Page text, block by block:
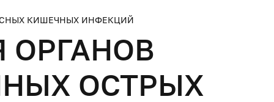
КИШЕЧНЫХ ИНФЕКЦИЙ
ОСТРЫХ